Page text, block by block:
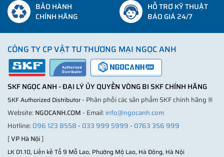
BẢO HÀNH
CHÍNH HÃNG
HỖ TRỢ KỸ THUẬT
BÁO GIÁ 24/7
CÔNG TY CP VẬT TƯ THƯƠNG MẠI NGỌC ANH
SKF NGỌC ANH - ĐẠI LÝ ỦY QUYỀN VÒNG BI SKF CHÍNH HÃNG
SKF Authorized Distributor- Phân phối các sản phẩm SKF chính hãng ®
Website: NGOCANH.COM- Email: info@ngocanh.com
Hotline: 096 123 8558- 033 999 5999- 0763 356 999
[VP Hà Nội]
LK 01.10, Liền kề Tổ 9 Mỗ Lao, Phường Mộ Lao, Hà Đông, Hà Nội